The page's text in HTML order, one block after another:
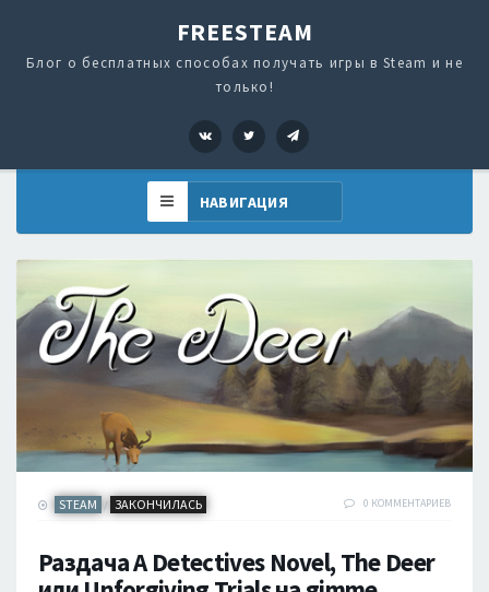
FREESTEAM
Блог о бесплатных способах получать игры в Steam и не
только!
VK Twitter
STEAM / ЗАКОНЧИЛАСЬ 0 КОММЕНТАРИЕВ
Раздача A Detectives Novel, The Deer